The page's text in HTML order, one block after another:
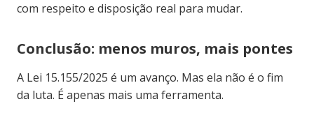
com respeito e disposição real para mudar.
Conclusão: menos muros, mais pontes
A Lei 15.155/2025 é um avanço. Mas ela não é o fim
da luta. É apenas mais uma ferramenta.